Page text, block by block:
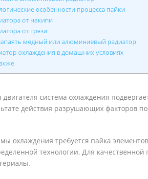
особенности процесса пайки
от накипи
от грязи
медный или алюминиевый радиатор
охлаждения в домашних условиях
система охлаждения
действия разрушающих факторов
охлаждения требуется пайка
технологии. Для